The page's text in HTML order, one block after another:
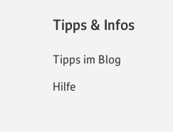
Tipps & Infos
Tipps im Blog
Hilfe